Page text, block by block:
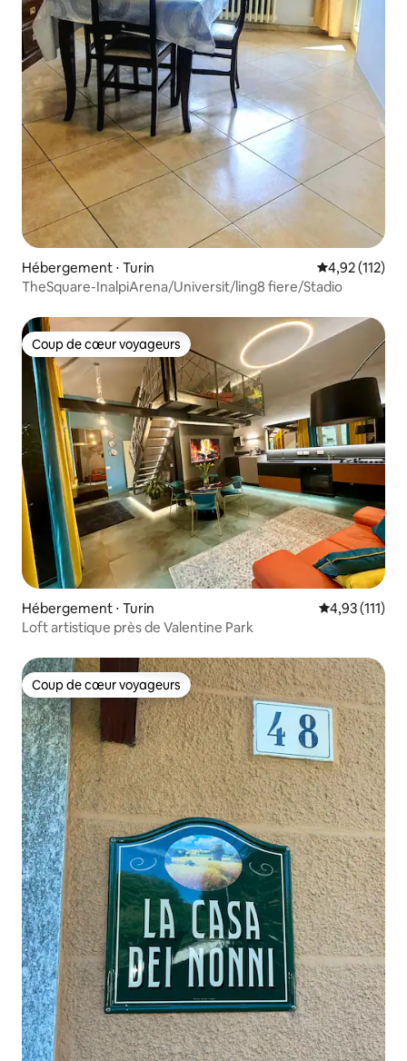
Hébergement ⋅ Turin Évaluation
4,92 (112)
TheSquare-InalpiArena/Universit/ling8 fiere/Stadio
Coup de cœur voyageurs
Coup de cœur voyageurs
Hébergement ⋅ Turin Évaluation
4,93 (111)
Loft artistique près de Valentine Park
Coup de cœur voyageurs
Coup de cœur voyageurs